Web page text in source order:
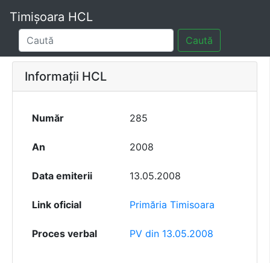
Timișoara HCL
Caută
Informații HCL
Număr 285
An 2008
Data emiterii 13.05.2008
Link oficial Primăria Timisoara
Proces verbal PV din 13.05.2008